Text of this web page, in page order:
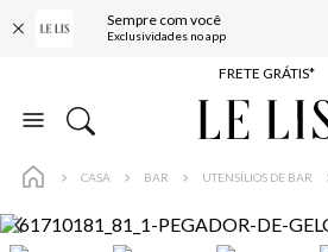
Sempre com você
Exclusividades no appENTREGA EXPRESSA*
FRETE GRÁTIS*
BAIXE O APP
CASA BAR UTENSÍLIOS DE BAR